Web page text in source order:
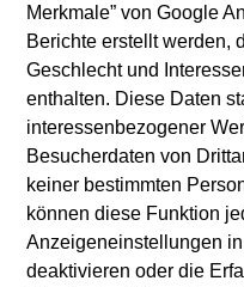
Merkmale” von Google
Berichte erstellt werden,
Geschlecht und
enthalten. Diese Daten
interessenbezogener
Besucherdaten von
keiner bestimmten
können diese Funktion
Anzeigeneinstellungen
deaktivieren oder die